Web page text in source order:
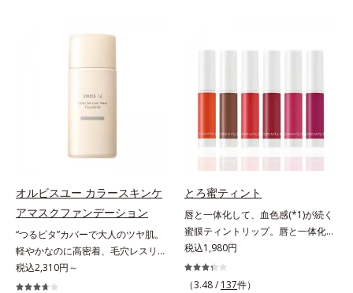
仕上げる3種のパウダー（高いカバ
のないなめらかな肌に整えるパウダ
パウダー）を配合。さらに体温でと
ろける保湿成分で粉体をコーティン
分(*2)により、重ねてもふんわり軽
す。粉浮きや厚塗り感の少ない、リ
ァンデーションです。*1 メイク効
果による *2 保湿成分
激から肌をガードします。スキンケ
収剤やグリセリン、パラベンもフリ
ー処方。肌を休ませたい日、リモー
トワークの時、近所へちょこっとお
出かけする時など、しっかりメイク
オルビスユー カラースキンケ
アマスクファンデーション
“つるピタ”カバーで大人のツヤ肌。
軽やかなのに高密着、毛穴レスリキ
ッドファンデ。みずみずしく、とけ
込むように密着カバー毛穴レスでな
税込2,310円～
とろ蜜ティント
唇と一体化して、血色感(*1)が続く
蜜膜ティントリップ。唇と一体化し
て色落ちしにくいティント処方とう
るおいを両立した、ティントリップ
です。色が長時間唇に密着するオイ
税込1,980円
（3.48 / 137件）